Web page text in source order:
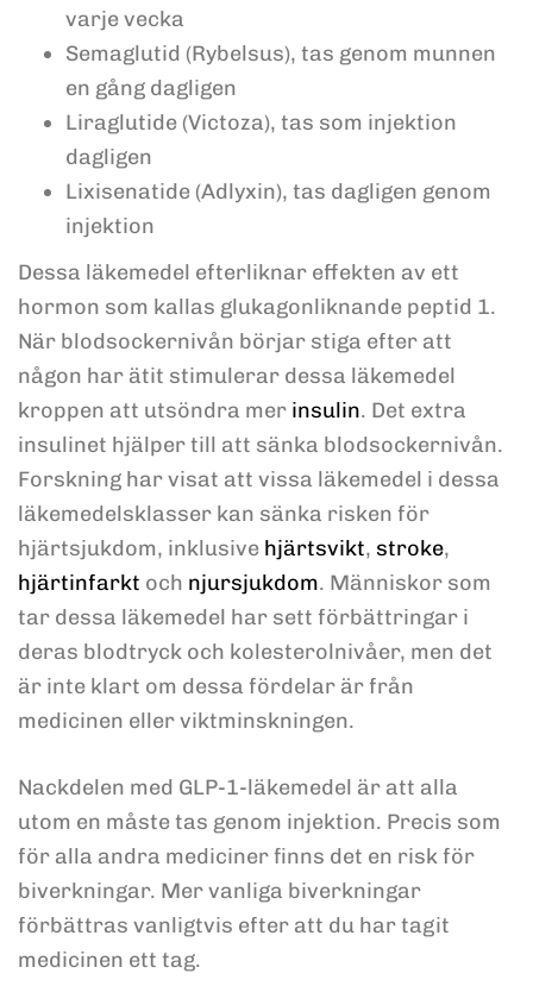
varje vecka
Semaglutid (Rybelsus), tas genom munnen
en gång dagligen
Liraglutide (Victoza), tas som injektion
dagligen
Lixisenatide (Adlyxin), tas dagligen genom
injektion
Dessa läkemedel efterliknar effekten av ett
hormon som kallas glukagonliknande peptid 1.
När blodsockernivån börjar stiga efter att
någon har ätit stimulerar dessa läkemedel
kroppen att utsöndra mer insulin. Det extra
insulinet hjälper till att sänka blodsockernivån.
Forskning har visat att vissa läkemedel i dessa
läkemedelsklasser kan sänka risken för
hjärtsjukdom, inklusive hjärtsvikt, stroke,
hjärtinfarkt och njursjukdom. Människor som
tar dessa läkemedel har sett förbättringar i
deras blodtryck och kolesterolnivåer, men det
är inte klart om dessa fördelar är från
medicinen eller viktminskningen.
Nackdelen med GLP-1-läkemedel är att alla
utom en måste tas genom injektion. Precis som
för alla andra mediciner finns det en risk för
biverkningar. Mer vanliga biverkningar
förbättras vanligtvis efter att du har tagit
medicinen ett tag.